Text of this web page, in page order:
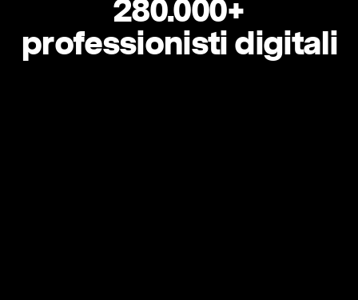
280.000+
professionisti digitali